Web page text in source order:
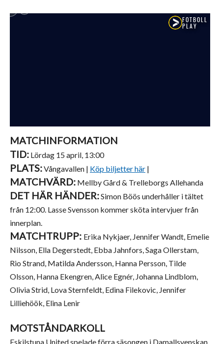
MATCHINFORMATION
TID: Lördag 15 april, 13:00
PLATS:Vångavallen | Köp biljetter här |
MATCHVÄRD: Mellby Gård & Trelleborgs Allehanda
DET HÄR HÄNDER:Simon Böös underhåller i tältet
från 12:00. Lasse Svensson kommer sköta intervjuer från
innerplan.
MATCHTRUPP: Erika Nykjaer, Jennifer Wandt, Emelie
Nilsson, Ella Degerstedt, Ebba Jahnfors, Saga Ollerstam,
Rio Strand, Matilda Andersson, Hanna Persson, Tilde
Olsson, Hanna Ekengren, Alice Egnér, Johanna Lindblom,
Olivia Strid, Lova Sternfeldt, Edina Filekovic, Jennifer
Lilliehöök, Elina Lenir
MOTSTÅNDARKOLL
Eskilstuna United spelade förra säsongen i Damallsvenskan